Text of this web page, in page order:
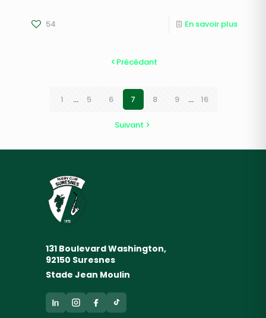
54 En savoir plus
Précédant
1 ... 5 6 7 8 9 ... 16
Suivant
131 Boulevard Washington,
92150 Suresnes
Stade Jean Moulin